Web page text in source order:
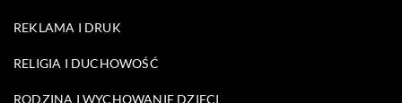
REKLAMA I DRUK
RELIGIA I DUCHOWOŚĆ
RODZINA I WYCHOWANIE DZIECI